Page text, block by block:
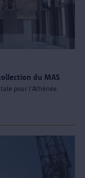
du MAS
pour l’Athénée